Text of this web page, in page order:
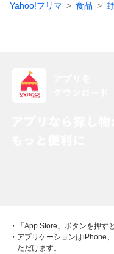
Yahoo!フリマ 食品
・「App Store」ボタンを押す
・アプリケーションはiPhone
ただけます。